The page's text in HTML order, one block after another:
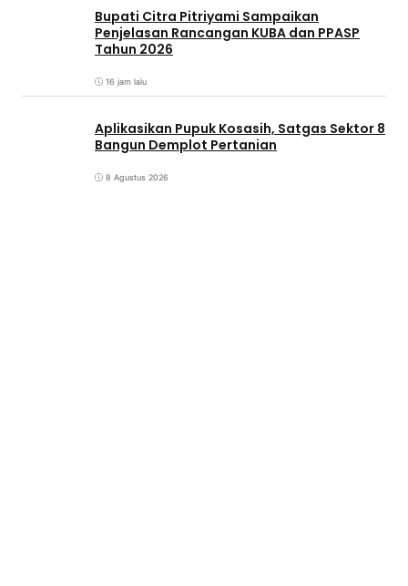
Bupati Citra Pitriyami Sampaikan
Penjelasan Rancangan KUBA dan PPASP
Tahun 2026
16 jam lalu
Aplikasikan Pupuk Kosasih, Satgas Sektor 8
Bangun Demplot Pertanian
8 Agustus 2026